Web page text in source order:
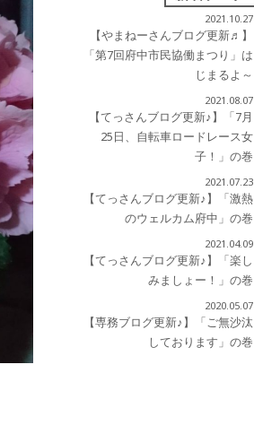
2021.10.27
【やまねーさんブログ更新♬】
「第7回府中市民協働まつり」は
じまるよ～
2021.08.07
【てっさんブログ更新♪】「7月
25日、自転車ロードレース女
子！」の巻
2021.07.23
【てっさんブログ更新♪】「激熱
のウェルカム府中」の巻
2021.04.09
【てっさんブログ更新♪】「楽し
みましょー！」の巻
2020.05.07
【専務ブログ更新♪】「ご無沙汰
しております」の巻